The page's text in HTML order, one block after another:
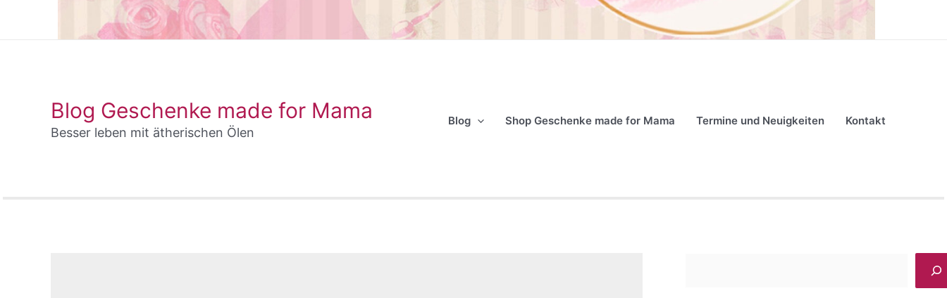
Blog Geschenke made for Mama
Besser leben mit ätherischen Ölen
Blog Shop Geschenke made for Mama Termine und Neuigkeiten Kontakt